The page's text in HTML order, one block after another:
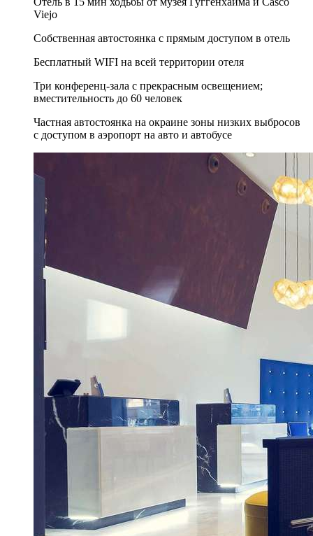
Viejo
Собственная автостоянка с прямым доступом в отель
Бесплатный WIFI на всей территории отеля
Три конференц-зала с прекрасным освещением;
вместительность до 60 человек
Частная автостоянка на окраине зоны низких выбросов
с доступом в аэропорт на авто и автобусе